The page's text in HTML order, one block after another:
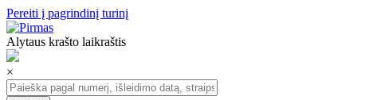
Pereiti į pagrindinį turinį
Alytaus krašto laikraštis
×